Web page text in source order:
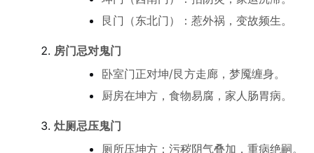
艮门（东北门）：惹外祸，变故频生。
房门忌对鬼门
卧室门正对坤/艮方走廊，梦魇缠身。
厨房在坤方，食物易腐，家人肠胃病。
灶厕忌压鬼门
厕所压坤方：污秽阴气叠加，重病绝嗣。